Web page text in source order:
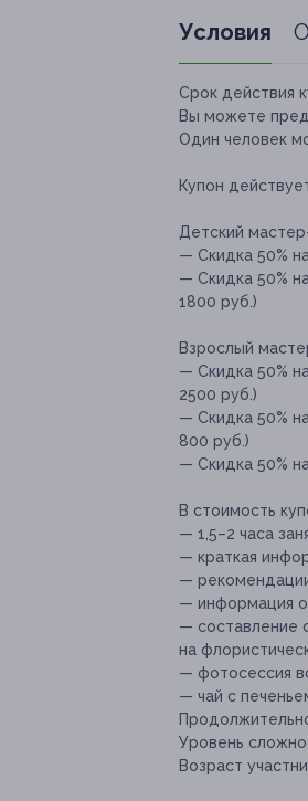
Условия
Срок действия
Вы можете
Один человек
Купон
Детский
— Скидка 50%
— Скидка 50%
1800 руб.)
Взрослый
— Скидка 50%
2500 руб.)
— Скидка 50%
800 руб.)
— Скидка 50%
В стоимость
— 1,5–2 часа
— краткая
—
— информация о
— составление
на
— фотосессия
— чай с
Уровень
Возраст